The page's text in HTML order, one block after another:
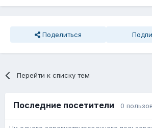
Поделиться
Перейти к списку тем
Последние посетители 0